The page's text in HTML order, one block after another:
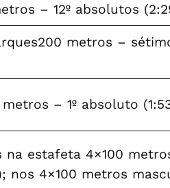
– 12º absolutos
metros –
– 1º absoluto
estafeta 4×100
nos 4×100 metros